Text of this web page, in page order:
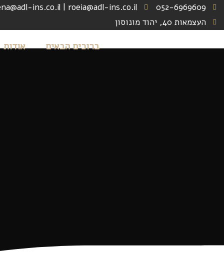
052-6969609
ins.co.il | roeia@adl-ins.co.il
העצמאות 40, יהוד מונוסון
ברוכים הבאים אודות